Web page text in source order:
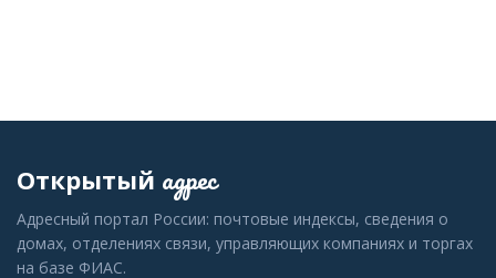
Открытый адрес
Адресный портал России: почтовые индексы, сведения о
домах, отделениях связи, управляющих компаниях и торгах
на базе ФИАС.